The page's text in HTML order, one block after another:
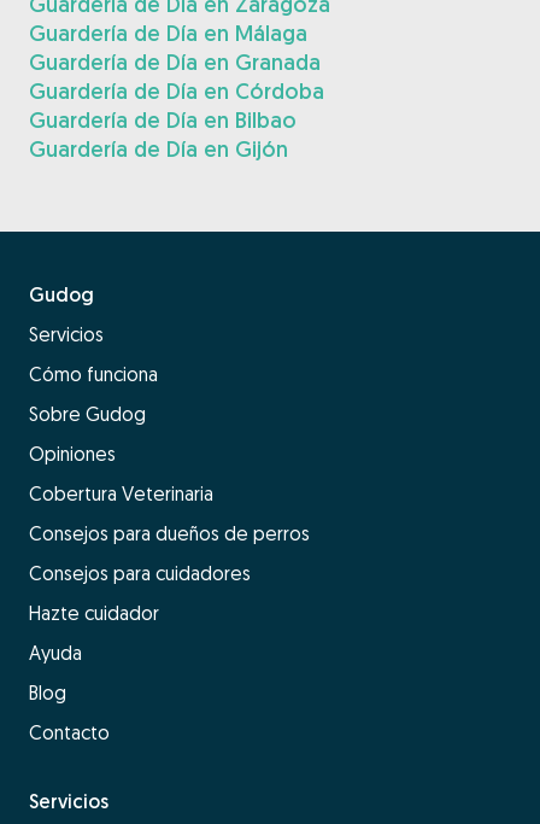
Guardería de Día en Málaga
Guardería de Día en Granada
Guardería de Día en Córdoba
Guardería de Día en Bilbao
Guardería de Día en Gijón
Gudog
Servicios
Cómo funciona
Sobre Gudog
Opiniones
Cobertura Veterinaria
Consejos para dueños de perros
Consejos para cuidadores
Hazte cuidador
Ayuda
Blog
Contacto
Servicios